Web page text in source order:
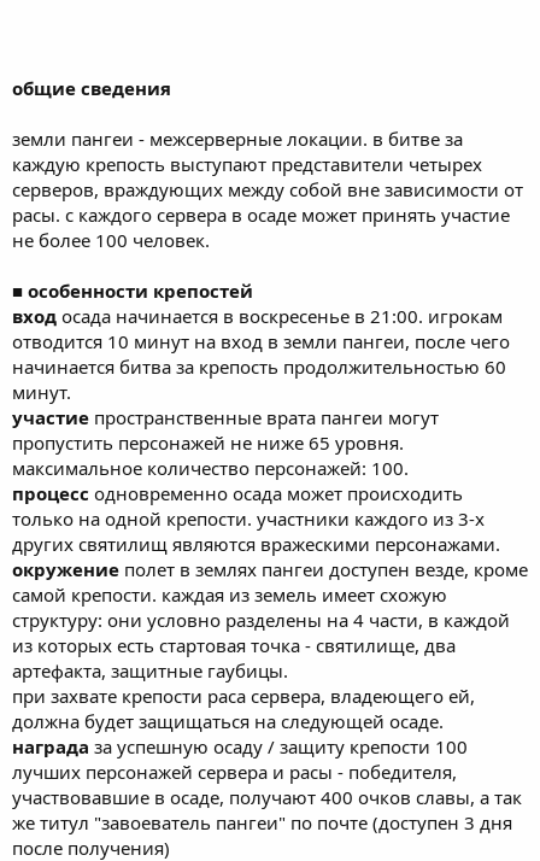
общие сведения
земли пангеи - межсерверные локации. в битве за
каждую крепость выступают представители четырех
серверов, враждующих между собой вне зависимости от
расы. с каждого сервера в осаде может принять участие
не более 100 человек.
■ особенности крепостей
вход осада начинается в воскресенье в 21:00. игрокам
отводится 10 минут на вход в земли пангеи, после чего
начинается битва за крепость продолжительностью 60
минут.
участие пространственные врата пангеи могут
пропустить персонажей не ниже 65 уровня.
максимальное количество персонажей: 100.
процесс одновременно осада может происходить
только на одной крепости. участники каждого из 3-х
других святилищ являются вражескими персонажами.
окружение полет в землях пангеи доступен везде, кроме
самой крепости. каждая из земель имеет схожую
структуру: они условно разделены на 4 части, в каждой
из которых есть стартовая точка - святилище, два
артефакта, защитные гаубицы.
при захвате крепости раса сервера, владеющего ей,
должна будет защищаться на следующей осаде.
награда за успешную осаду / защиту крепости 100
лучших персонажей сервера и расы - победителя,
участвовавшие в осаде, получают 400 очков славы, а так
же титул "завоеватель пангеи" по почте (доступен 3 дня
после получения)